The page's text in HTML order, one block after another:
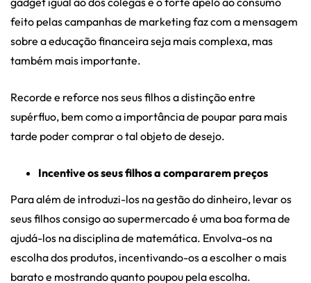
feito pelas campanhas de marketing faz com a mensagem
sobre a educação financeira seja mais complexa, mas
também mais importante.
Recorde e reforce nos seus filhos a distinção entre
supérfluo, bem como a importância de poupar para mais
tarde poder comprar o tal objeto de desejo.
Incentive os seus filhos a compararem preços
Para além de introduzi-los na gestão do dinheiro, levar os
seus filhos consigo ao supermercado é uma boa forma de
ajudá-los na disciplina de matemática. Envolva-os na
escolha dos produtos, incentivando-os a escolher o mais
barato e mostrando quanto poupou pela escolha.